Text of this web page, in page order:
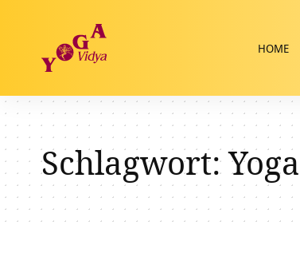
HOME
Schlagwort: